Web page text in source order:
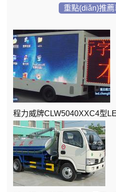
重點(diǎn)推
程力威牌CLW5040XXC4型